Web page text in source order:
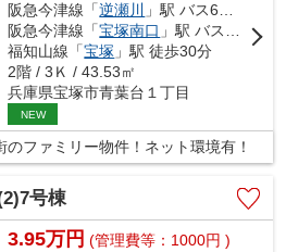
阪急今津線「逆瀬川
」駅 バス6分 「宝松苑」 停歩2分
阪急今津線「宝塚南口 」駅 バス12分 「宝松苑」 停歩3分
福知山線「宝塚 」駅 徒歩30分
2階 / 3Ｋ / 43.53㎡
兵庫県宝塚市青葉台１丁目
NEW
ファミリー物件！ネット環境有！
号棟
3.95万円 (管理費等：1000円 )